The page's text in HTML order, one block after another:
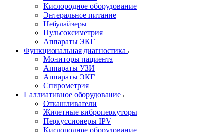
Кислородное оборудование
Энтеральное питание
Небулайзеры
Пульсоксиметрия
Аппараты ЭКГ
Функциональная диагностика
Мониторы пациента
Аппараты УЗИ
Аппараты ЭКГ
Спирометрия
Паллиативное оборудование
Откашливатели
Жилетные виброперкуторы
Перкуссионеры IPV
Кислородное оборудование